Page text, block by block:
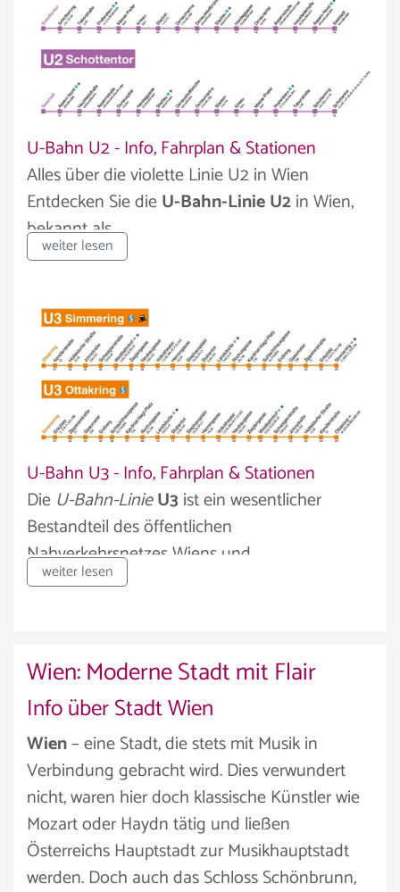
U-Bahn U2 - Info, Fahrplan & Stationen
Alles über die violette Linie U2 in Wien
Entdecken Sie dieU-Bahn-Linie U2in Wien,
bekannt als...
weiter lesen
U-Bahn U3 - Info, Fahrplan & Stationen
Die U-Bahn-LinieU3 ist ein wesentlicher
Bestandteil des öffentlichen
Nahverkehrsnetzes Wiens und...
weiter lesen
Wien: Moderne Stadt mit Flair
Info über Stadt Wien
Wien– eine Stadt, die stets mit Musik in
Verbindung gebracht wird. Dies verwundert
nicht, waren hier doch klassische Künstler wie
Mozart oder Haydn tätig und ließen
Österreichs Hauptstadt zur Musikhauptstadt
werden. Doch auch das Schloss Schönbrunn,